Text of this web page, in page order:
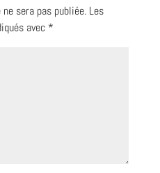
sera pas publiée.Les
avec *